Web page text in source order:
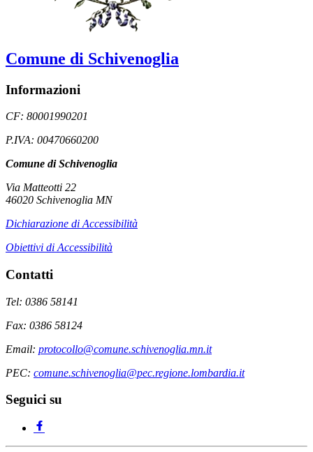
Comune di Schivenoglia
Informazioni
CF: 80001990201
P.IVA: 00470660200
Comune di Schivenoglia
Via Matteotti 22
46020 Schivenoglia MN
Dichiarazione di Accessibilità
Obiettivi di Accessibilità
Contatti
Tel: 0386 58141
Fax: 0386 58124
Email: protocollo@comune.schivenoglia.mn.it
PEC: comune.schivenoglia@pec.regione.lombardia.it
Seguici su